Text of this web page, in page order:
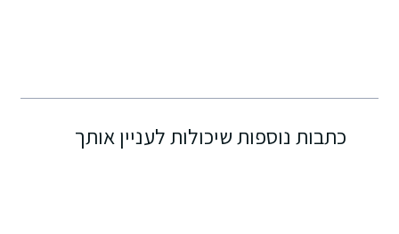
כתבות נוספות שיכולות לעניין אותך